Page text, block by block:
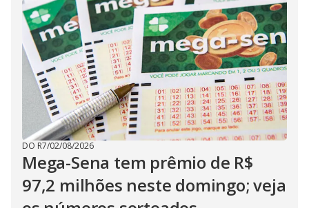
DO R7/02/08/2026
Mega-Sena tem prêmio de R$
97,2 milhões neste domingo; veja